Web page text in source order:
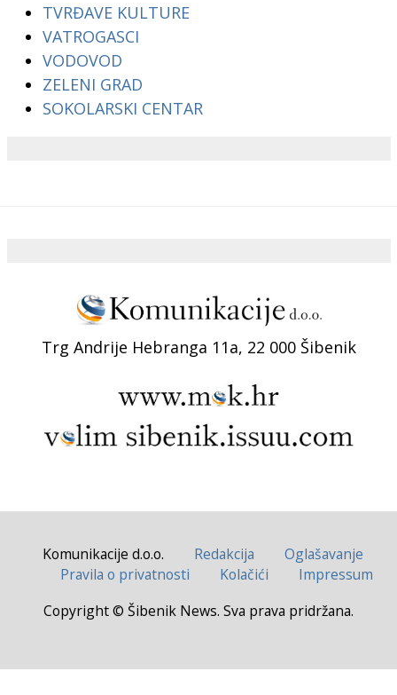
TVRĐAVE KULTURE
VATROGASCI
VODOVOD
ZELENI GRAD
SOKOLARSKI CENTAR
Trg Andrije Hebranga 11a, 22 000 Šibenik
Komunikacije d.o.o. Redakcija
Oglašavanje
Pravila o privatnosti
Kolačići
Impressum
Copyright © Šibenik News. Sva prava pridržana.